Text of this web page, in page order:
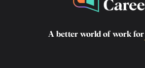
A better world of work for